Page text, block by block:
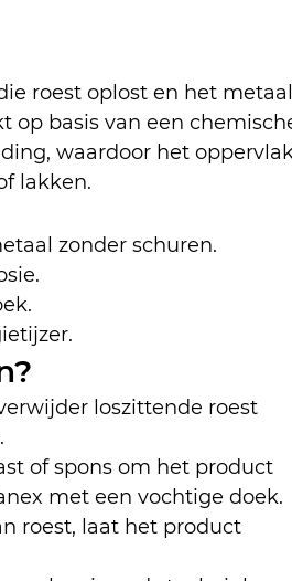
roest oplost en het
op basis van een
waardoor het
lakken.
zonder schuren.
loszittende roest
of spons om het product
met een vochtige doek.
roest, laat het product